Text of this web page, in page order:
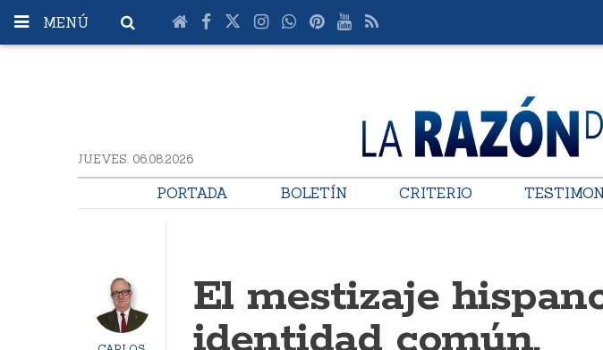
MENÚ
JUEVES. 06.08.2026
PORTADA BOLETÍN CRITERIO
El mestizaje